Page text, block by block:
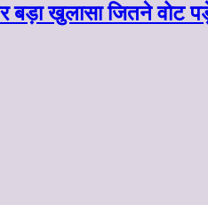
बड़ा खुलासा जितने वोट